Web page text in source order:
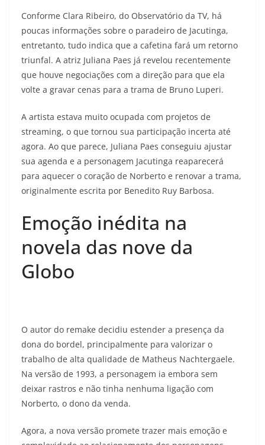
Conforme Clara Ribeiro, do Observatório da TV, há
poucas informações sobre o paradeiro de Jacutinga,
entretanto, tudo indica que a cafetina fará um retorno
triunfal. A atriz Juliana Paes já revelou recentemente
que houve negociações com a direção para que ela
volte a gravar cenas para a trama de Bruno Luperi.
A artista estava muito ocupada com projetos de
streaming, o que tornou sua participação incerta até
agora. Ao que parece, Juliana Paes conseguiu ajustar
sua agenda e a personagem Jacutinga reaparecerá
para aquecer o coração de Norberto e renovar a trama,
originalmente escrita por Benedito Ruy Barbosa.
Emoção inédita na
novela das nove da
Globo
O autor do remake decidiu estender a presença da
dona do bordel, principalmente para valorizar o
trabalho de alta qualidade de Matheus Nachtergaele.
Na versão de 1993, a personagem ia embora sem
deixar rastros e não tinha nenhuma ligação com
Norberto, o dono da venda.
Agora, a nova versão promete trazer mais emoção e